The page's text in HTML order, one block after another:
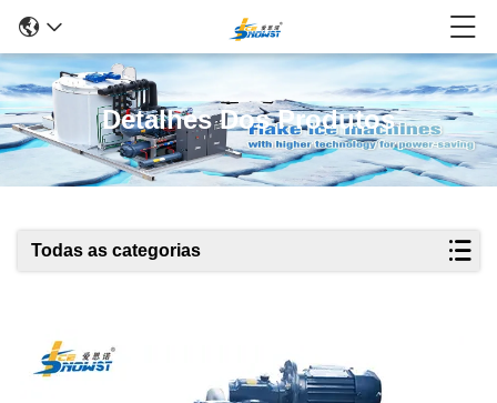
Detalhes Dos Produtos
Todas as categorias